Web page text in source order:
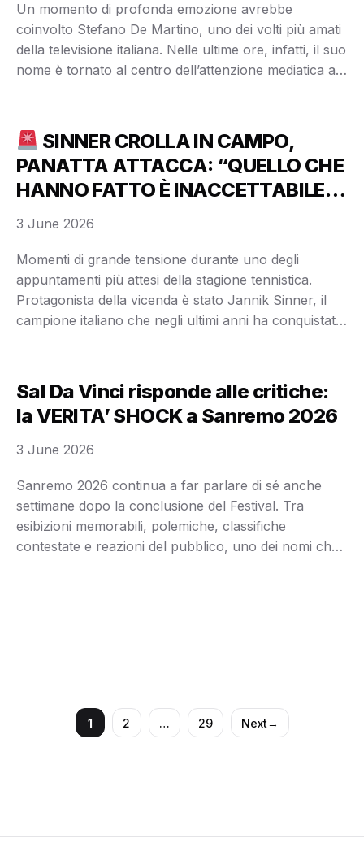
Un momento di profonda emozione avrebbe
coinvolto Stefano De Martino, uno dei volti più amati
della televisione italiana. Nelle ultime ore, infatti, il suo
nome è tornato al centro dell’attenzione mediatica a
indiscrezioni circolate online, il celebre conduttore
sarebbe apparso …
SINNER CROLLA IN CAMPO,
PANATTA ATTACCA: “QUELLO CHE
HANNO FATTO È INACCETTABILE!”
Momenti di grande tensione durante uno degli
appuntamenti più attesi della stagione tennistica.
Protagonista della vicenda è stato Jannik Sinner, il
campione italiano che negli ultimi anni ha conquistato
Tutto è accaduto in pochi istanti. Durante il match, …
3 June 2026
Sal Da Vinci risponde alle critiche:
la VERITA’ SHOCK a Sanremo 2026
Sanremo 2026 continua a far parlare di sé anche
settimane dopo la conclusione del Festival. Tra
esibizioni memorabili, polemiche, classifiche
contestate e reazioni del pubblico, uno dei nomi che
3 June 2026
Page
1
Page
2 …
Page
29 Next→